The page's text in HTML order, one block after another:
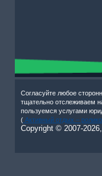
Согласуйте любое
тщательно отслеживаем
пользуемся услугами
(Активный отдых –
Copyright © 2007-2026,